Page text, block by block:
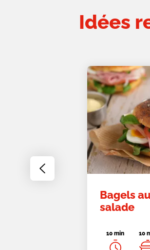
Idées
Go
to
Bagels
salade
10 min 10